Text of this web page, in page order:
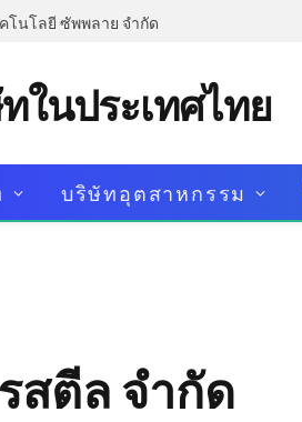
โนโลยี ซัพพลาย จำกัด
ในประเทศไทย
บริษัทอุตสาหกรรม
สตีล จำกัด